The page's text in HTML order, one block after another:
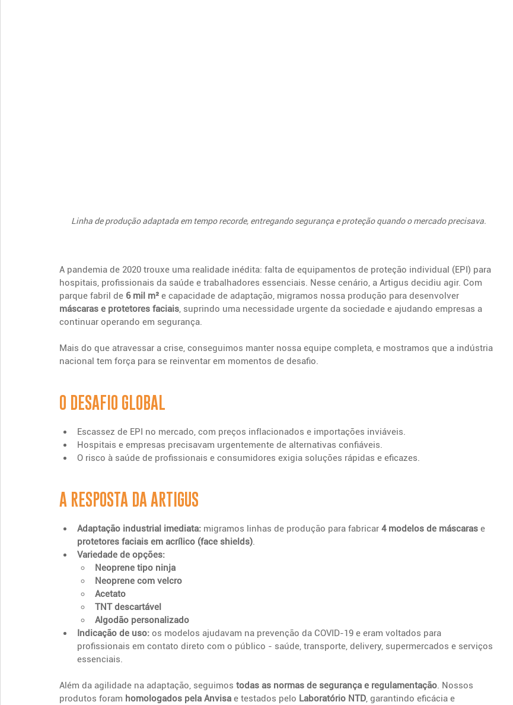
Linha de produção adaptada em tempo recorde, entregando segurança e proteção quando o mercado precisava.
A pandemia de 2020 trouxe uma realidade inédita: falta de equipamentos de proteção individual (EPI) para
hospitais, profissionais da saúde e trabalhadores essenciais. Nesse cenário, a Artigus decidiu agir. Com
parque fabril de 6 mil m² e capacidade de adaptação, migramos nossa produção para desenvolver
máscaras e protetores faciais, suprindo uma necessidade urgente da sociedade e ajudando empresas a
continuar operando em segurança.
Mais do que atravessar a crise, conseguimos manter nossa equipe completa, e mostramos que a indústria
nacional tem força para se reinventar em momentos de desafio.
O DESAFIO GLOBAL
Escassez de EPI no mercado, com preços inflacionados e importações inviáveis.
Hospitais e empresas precisavam urgentemente de alternativas confiáveis.
O risco à saúde de profissionais e consumidores exigia soluções rápidas e eficazes.
A RESPOSTA DA ARTIGUS
Adaptação industrial imediata: migramos linhas de produção para fabricar 4 modelos de máscaras e
protetores faciais em acrílico (face shields).
Variedade de opções:
Neoprene tipo ninja
Neoprene com velcro
Acetato
TNT descartável
Algodão personalizado
Indicação de uso: os modelos ajudavam na prevenção da COVID-19 e eram voltados para
profissionais em contato direto com o público - saúde, transporte, delivery, supermercados e serviços
essenciais.
Além da agilidade na adaptação, seguimos todas as normas de segurança e regulamentação. Nossos
produtos foram homologados pela Anvisa e testados pelo Laboratório NTD, garantindo eficácia e